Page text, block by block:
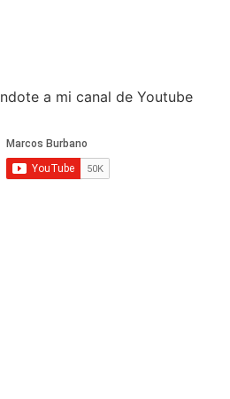
a mi canal de Youtube